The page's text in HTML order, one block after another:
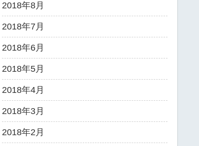
2018年8月
2018年7月
2018年6月
2018年5月
2018年4月
2018年3月
2018年2月